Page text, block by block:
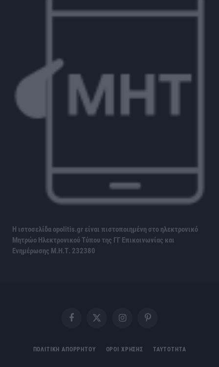
Η ιστοσελίδα opolitis.gr είναι πιστοποιημένη στο ηλεκτρονικό
Μητρώο Ηλεκτρονικού Τύπου της ΓΓ Επικοινωνίας και
Ενημέρωσης Μ.Η.Τ. 232380
FacebookX
InstagramPinterest
ΠΟΛΙΤΙΚΗ ΑΠΟΡΡΗΤΟΥ ΟΡΟΙ ΧΡΗΣΗΣ ΤΑΥΤΟΤΗΤΑ